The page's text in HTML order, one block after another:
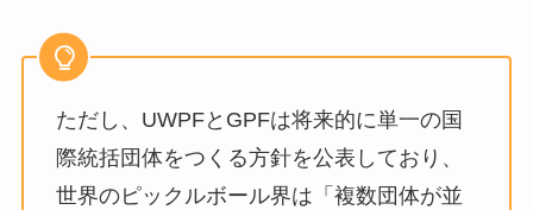
ただし、UWPFとGPFは将来的に単一の国
際統括団体をつくる方針を公表しており、
世界のピックルボール界は「複数団体が並